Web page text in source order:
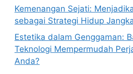
Kemenangan Sejati:
sebagai Strategi Hidup
Estetika dalam Genggaman:
Teknologi Mempermudah
Anda?